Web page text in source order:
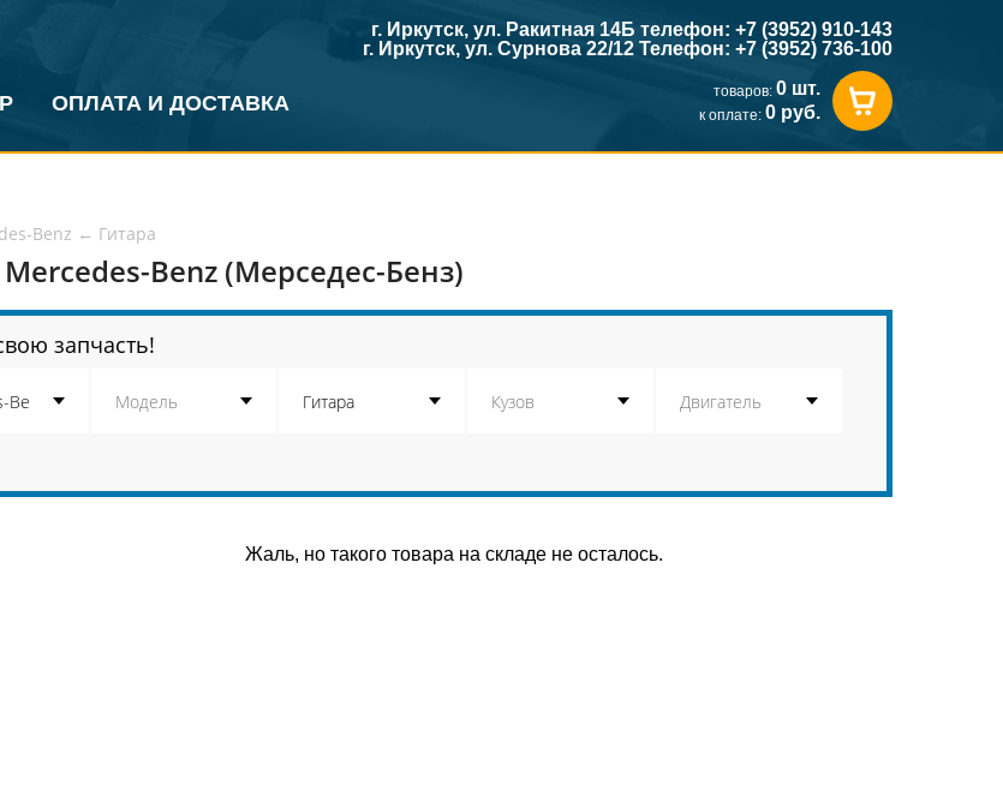
ОПЛАТА И ДОСТАВКА
г. Иркутск, ул. Ракитная 14Б телефон: +7 (3952) 910-143
г. Иркутск, ул. Сурнова 22/12 Телефон: +7 (3952) 736-100
товаров: 0 шт.
к оплате: 0 руб.
Benz ← Гитара
Benz (Мерседес-Бенз)
запчасть!
Жаль, но такого товара на складе не осталось.